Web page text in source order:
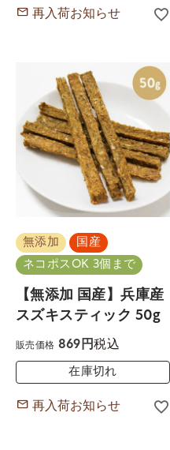
再入荷お知らせ
無添加
国産
ネコポスOK 3個まで
【無添加 国産】兵庫産
スズキスティック 50g
販売価格 869 税込
在庫切れ
再入荷お知らせ